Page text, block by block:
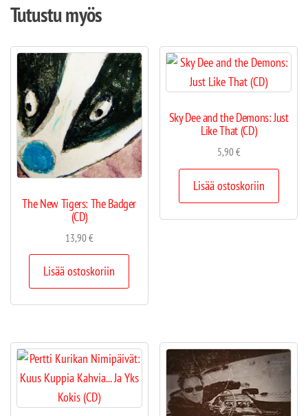
Tutustu myös
The New Tigers: The Badger
(CD)
13,90€
Lisää ostoskoriin
Sky Dee and the Demons: Just
Like That (CD)
5,90€
Lisää ostoskoriin